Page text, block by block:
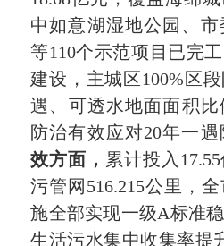
中如意湖湿地公园、
等110个示范项目已完
建设，主城区100%区
遇、可透水地面面积比
防治有效应对20年一
效方面， 累计投入
污管网516.215公里，
施全部实现一级A标准
生活污水集中收集率提